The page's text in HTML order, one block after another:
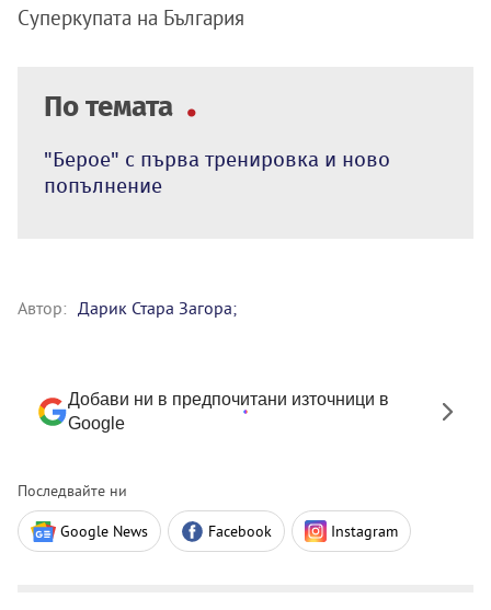
Суперкупата на България
По темата
"Берое" с първа тренировка и ново
попълнение
Автор: Дарик Стара Загора;
Добави ни в предпочитани източници в
Google
Последвайте ни
Google News Facebook Instagram